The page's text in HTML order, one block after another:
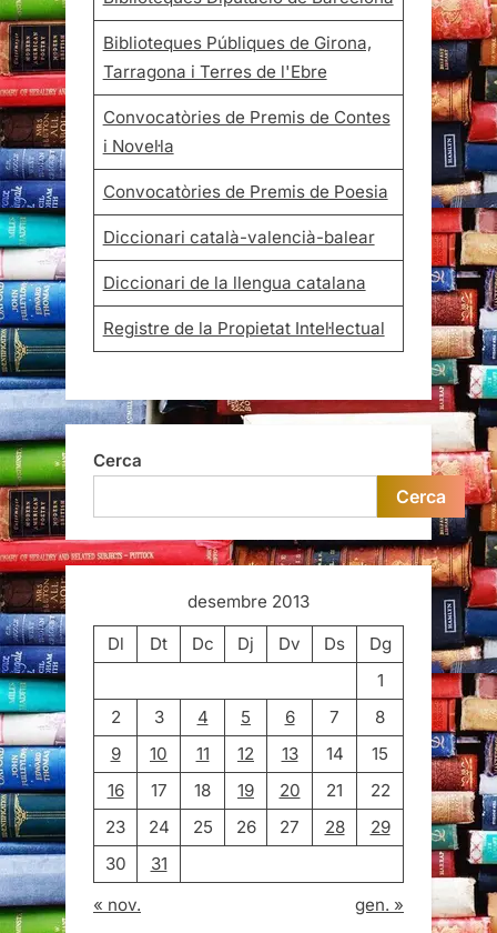
Biblioteques Públiques de Girona,
Tarragona i Terres de l'Ebre
Convocatòries de Premis de Contes
i Novel·la
Convocatòries de Premis de Poesia
Diccionari català-valencià-balear
Diccionari de la llengua catalana
Registre de la Propietat Intel·lectual
Cerca
Cerca
desembre 2013
Dl
Dt Dc Dj Dv Ds
Dg
1
2
3 4 5 6 7
8
9
10 11 12 13 14
15
16
17 18 19 20 21
22
23
24 25 26 27 28
29
30
31
« nov.
gen. »